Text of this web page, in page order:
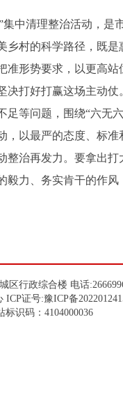
中清理整治活动，
乡村的科学路径，既
准形势要求，以更高
决打好打赢这场主动
等问题，围绕“六无
以最严的态度、标
整治再发力。要拿出
毅力、务实肯干的作
区行政综合楼 电话
ICP证号:豫ICP备
识码：4104000036